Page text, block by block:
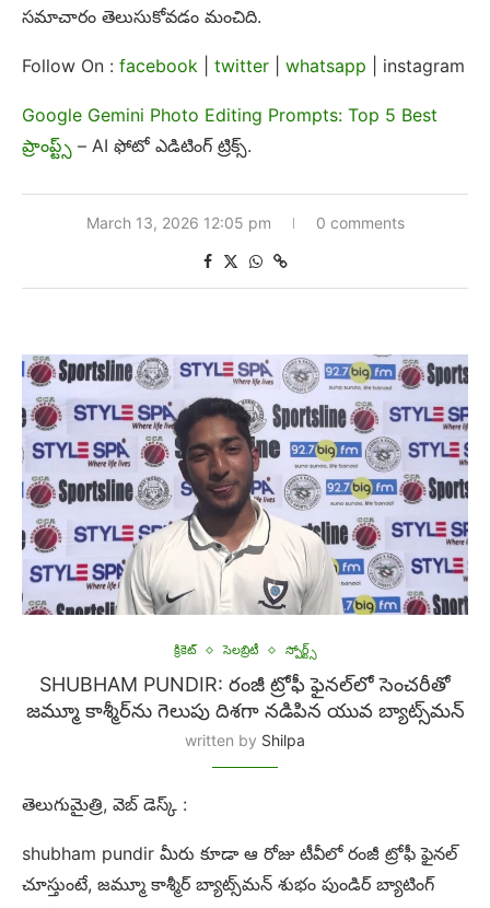
సమాచారం తెలుసుకోవడం మంచిది.
Follow On : facebook twitter whatsapp | instagram
Google Gemini Photo Editing Prompts: Top 5 Best
ప్రాంప్ట్స్ – AI ఫోటో ఎడిటింగ్ ట్రిక్స్.
March 13, 2026 12:05 pm 0 comments
క్రికెట్ సెలబ్రిటీ స్పోర్ట్స్
SHUBHAM PUNDIR: రంజీ ట్రోఫీ ఫైనల్‌లో సెంచరీతో
జమ్మూ కాశ్మీర్‌ను గెలుపు దిశగా నడిపిన యువ బ్యాట్స్‌మన్
written by Shilpa
తెలుగుమైత్రి, వెబ్ డెస్క్ :
shubham pundir మీరు కూడా ఆ రోజు టీవీలో రంజీ ట్రోఫీ ఫైనల్
చూస్తుంటే, జమ్మూ కాశ్మీర్ బ్యాట్స్‌మన్ శుభం పుండిర్ బ్యాటింగ్